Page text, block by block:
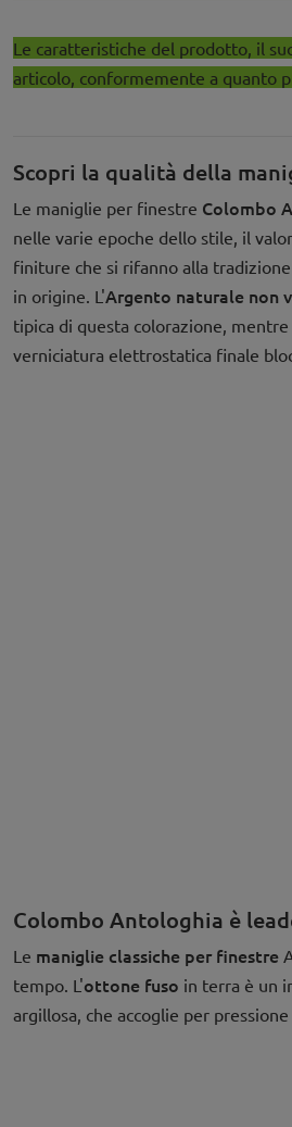
Le caratteristiche del prodotto, il
articolo, conformemente a quanto
Scopri la qualità della
Le maniglie per finestre Colombo
nelle varie epoche dello stile, il
finiture che si rifanno alla
in origine. L'Argento naturale non
tipica di questa colorazione,
verniciatura elettrostatica finale
Colombo Antologhia è
Le maniglie classiche per finestre
tempo. L'ottone fuso in terra è un
argillosa, che accoglie per